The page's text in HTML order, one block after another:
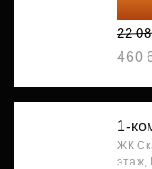
19
22
460
1-
ЖК
этаж,